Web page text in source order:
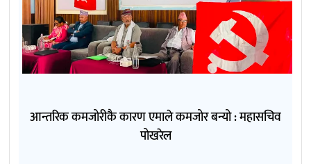
आन्तरिक कमजोरीकै कारण एमाले कमजोर बन्यो : महासचिव
पोखरेल